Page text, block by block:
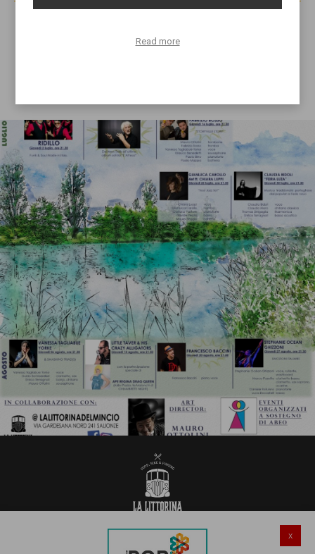
02 July
Salionze di Valeggio sul Mincio (VR)
x
Read more